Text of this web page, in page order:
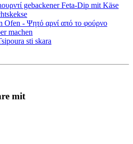
gebackener Feta-Dip mit Käse
Ofen - Ψητό αρνί από το φούρνο
machen
sti skara
mit